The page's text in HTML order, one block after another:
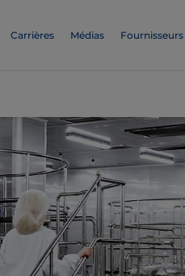
Carrières Médias Fournisseurs